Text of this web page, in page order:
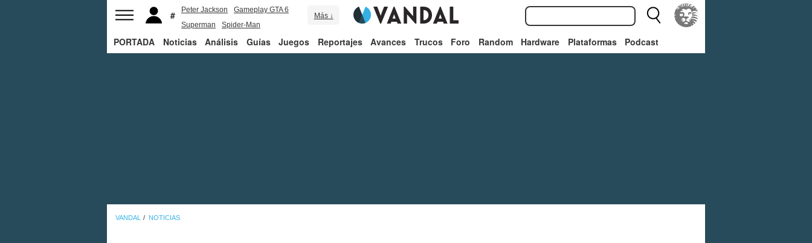
Peter Jackson
Gameplay GTA 6
Superman
Spider-Man
Más ↓
PORTADA Noticias Análisis Guías Juegos Reportajes Avances Trucos Foro Random Hardware Plataformas Podcast
VANDAL NOTICIAS